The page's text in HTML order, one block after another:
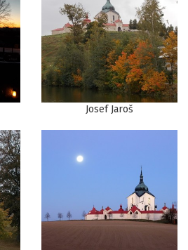
Josef Jaroš